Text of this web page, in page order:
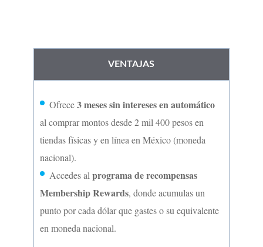
VENTAJAS
Ofrece3 meses sin intereses en automático
al comprar montos desde 2 mil 400 pesos en
tiendas físicas y en línea en México (moneda
nacional).
Accedes al programa de recompensas
Membership Rewards, donde acumulas un
punto por cada dólar que gastes o su equivalente
en moneda nacional.